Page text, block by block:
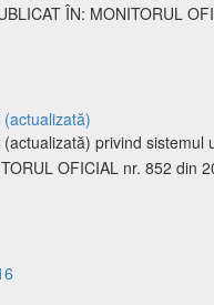
ÎN: MONITORUL
privind sistemul
OFICIAL nr. 852 din